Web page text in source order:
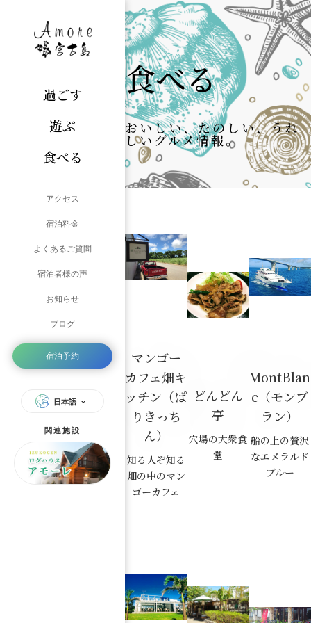
過ごす
遊ぶ
食べる
アクセス
宿泊料金
よくあるご質問
宿泊者様の声
お知らせ
ブログ
宿泊予約
日本語
関連施設
食べる
おいしい、たのしい、うれ
しいグルメ情報。
マンゴー
カフェ畑キ
ッチン（ぱ
りきっち
ん）
知る人ぞ知る
畑の中のマン
ゴーカフェ
どんどん
亭
穴場の大衆食
堂
MontBlan
c（モンブ
ラン）
船の上の贅沢
なエメラルド
ブルー